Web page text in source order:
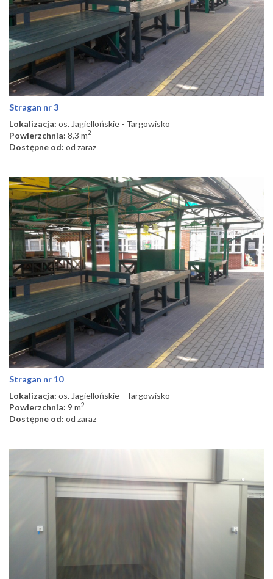
Stragan nr 3
Lokalizacja: os. Jagiellońskie - Targowisko
Powierzchnia: 8,3 m2
Dostępne od: od zaraz
Stragan nr 10
Lokalizacja: os. Jagiellońskie - Targowisko
Powierzchnia: 9 m2
Dostępne od: od zaraz